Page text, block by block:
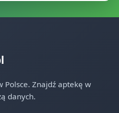
Polsce. Znajdź aptekę w
danych.